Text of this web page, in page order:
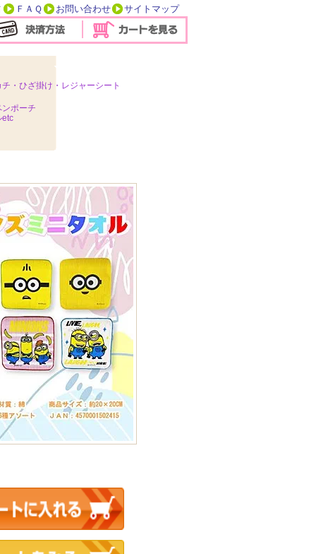
ＦＡＱ お問い合わせ サイトマップ
・ひざ掛け・レジャーシート
ポーチ
etc